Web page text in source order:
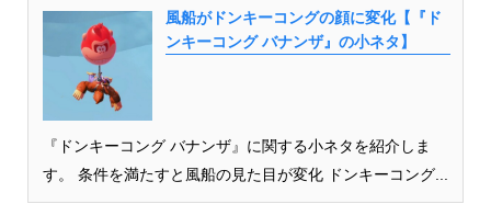
風船がドンキーコングの顔に変化【『ド
ンキーコング バナンザ』の小ネタ】
『ドンキーコング バナンザ』に関する小ネタを紹介しま
す。 条件を満たすと風船の見た目が変化 ドンキーコング...